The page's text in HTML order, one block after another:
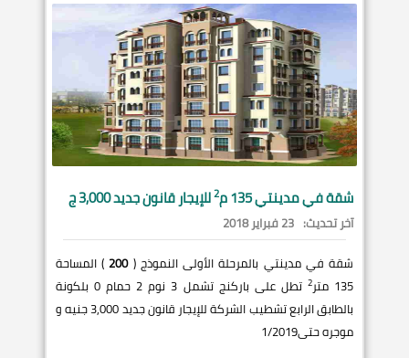
شقة فيمدينتي135 م 2للإيجار قانون جديد 3,000 ج
آخر تحديث: 23 فبراير 2018
شقة في مدينتي بالمرحلة الأولى النموذج (200) المساحة
135 متر
2
تطل على باركنج تشمل 3 نوم 2 حمام 0 بلكونة
بالطابق الرابع تشطيب الشركة للإيجار قانون جديد 3,000 جنيه و
موجره حتى1/2019